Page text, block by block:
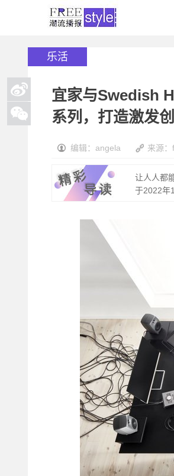
乐活
宜家与Swedish
系列，打造激发
编辑：angela 来源
让人人都
于2022年